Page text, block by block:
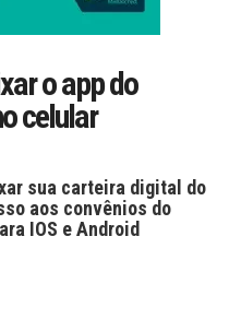
o app do
celular
sua carteira digital do
aos convênios do
IOS e Android